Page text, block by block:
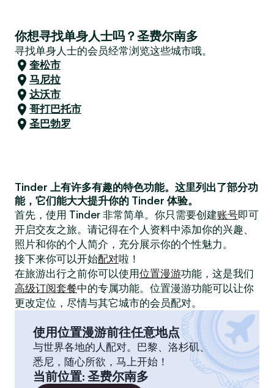
你想寻找单身人士吗？圣费尔南多
寻找单身人士的会员经常浏览这些城市哦。
奎松市
马尼拉
达沃市
哥打巴托市
圣巴勃罗
Tinder 上有许多有趣的特色功能。这里列出了部分功
能，它们能大大提升你的 Tinder 体验。
首先，使用 Tinder 非常简单。你只需要创建账号即可
开启交友之旅。请记得在个人资料中添加你的兴趣、
照片和你的个人简介，充分展示你的个性魅力。
接下来你可以开始配对啦！
在旅游出行之前你可以使用位置漫游功能，这是我们
高级订阅套餐中的专属功能。位置漫游功能可以让你
更改定位，尽情与其它城市的会员配对。
使用位置漫游前往任意地点
与世界各地的人配对。巴黎、洛杉矶、
悉尼，随心所欲，马上开始！
当前位置: 圣费尔南多